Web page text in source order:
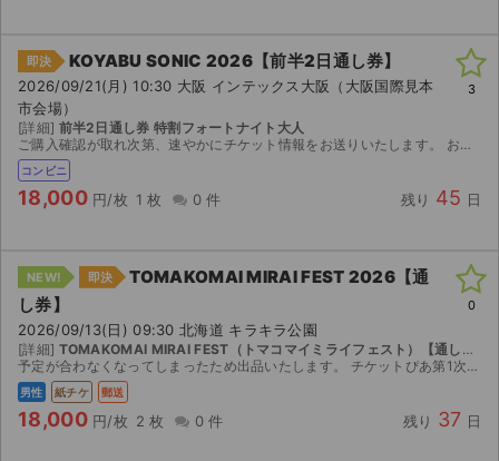
即決 KOYABU SONIC 2026【前半2日通し券】
2026/09/21(月) 10:30 大阪 インテックス大阪（大阪国際見本
市会場）
[詳細] 前半2日通し券 特割フォートナイト大人
ご購入確認が取れ次第、速やかにチケット情報をお送りいたします。 お手数ですが、お知らせ欄のご確認をお願いいたします。 何かご不明点?ご心配な点がございましたら、いつでもご連絡ください。 最...
コンビニ
18,000 円/枚 1 枚 0 件 残り 45 日
3
NEW! 即決
TOMAKOMAI MIRAI FEST 2026【通
し券】
2026/09/13(日) 09:30 北海道 キラキラ公園
[詳細] TOMAKOMAI MIRAI FEST（トマコマイミライフェスト）【通し券】
予定が合わなくなってしまったため出品いたします。 チケットぴあ第1次先行で当選したチケットです。 【お渡し方法】 追跡可能な方法で郵送します。 【注意事項】 公演が中止となった...
男性 紙チケ 郵送
18,000 円/枚 2 枚 0 件 残り 37 日
0